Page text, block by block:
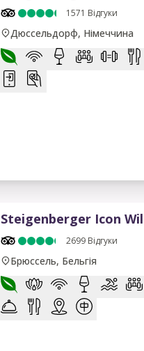
1571 Відгуки
Дюссельдорф, Німеччина
Steigenberger Icon
2699 Відгуки
Брюссель, Бельгія